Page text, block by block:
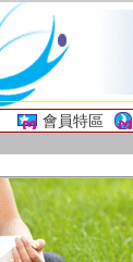
會員特區